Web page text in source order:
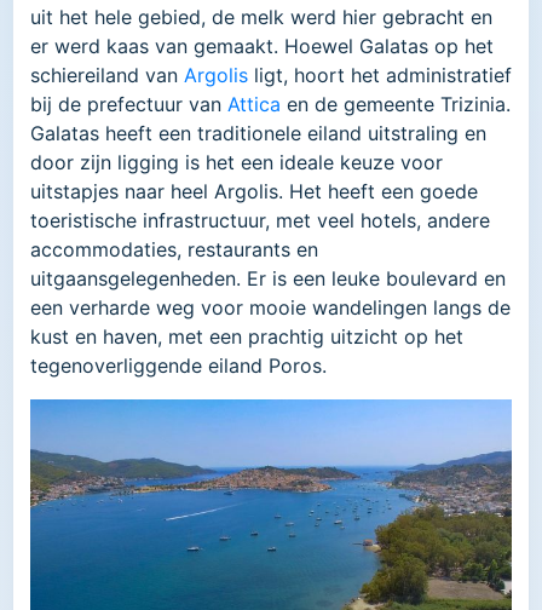
uit het hele gebied, de melk werd hier gebracht en
er werd kaas van gemaakt. Hoewel Galatas op het
schiereiland van Argolis ligt, hoort het administratief
bij de prefectuur van Attica en de gemeente Trizinia.
Galatas heeft een traditionele eiland uitstraling en
door zijn ligging is het een ideale keuze voor
uitstapjes naar heel Argolis. Het heeft een goede
toeristische infrastructuur, met veel hotels, andere
accommodaties, restaurants en
uitgaansgelegenheden. Er is een leuke boulevard en
een verharde weg voor mooie wandelingen langs de
kust en haven, met een prachtig uitzicht op het
tegenoverliggende eiland Poros.